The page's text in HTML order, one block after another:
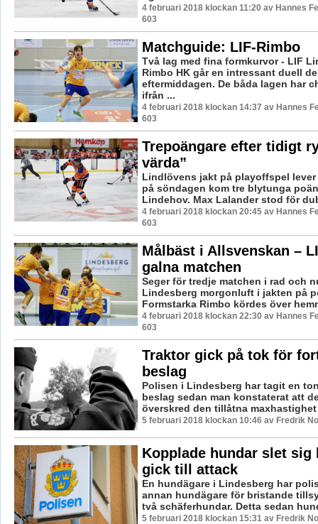
4 februari 2018 klockan 11:20 av Hannes
603
Matchguide: LIF-Rimbo
Två lag med fina formkurvor - LIF
Rimbo HK går en intressant duell
eftermiddagen. De båda lagen har
ifrån ...
4 februari 2018 klockan 14:37 av Hannes
603
Trepoängare efter tidigt
värda”
Lindlövens jakt på playoffspel
på söndagen kom tre blytunga
Lindehov. Max Lalander stod för
4 februari 2018 klockan 20:45 av Hannes
603
Målbäst i Allsvenskan –
galna matchen
Seger för tredje matchen i rad och
Lindesberg morgonluft i jakten på
Formstarka Rimbo kördes över
4 februari 2018 klockan 22:30 av Hannes
603
Traktor gick på tok för
beslag
Polisen i Lindesberg har tagit en
beslag sedan man konstaterat att
överskred den tillåtna maxhastighet
5 februari 2018 klockan 10:46 av Fredrik
Kopplade hundar slet sig
gick till attack
En hundägare i Lindesberg har
annan hundägare för bristande
två schäferhundar. Detta sedan
5 februari 2018 klockan 15:31 av Fredrik